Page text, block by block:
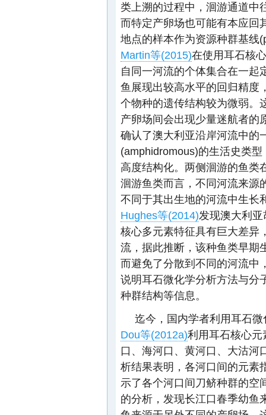
类上溯的过程中，洄游通道中
而特定产卵场也可能有本应回
地点的样本作为资源种群基线
Martin等(2015)在使用耳石核
自同一河流的个体集合在一起
鱼展现出较高水平的回归精度
个物种的遗传结构较为微弱。
产卵场间会出现少量迷航者的
确认了澳大利亚沿岸河流中的
(amphidromous)的生活史类
高度结构化。两侧洄游的鱼类
洄游鱼类而言，不同河流来源
不同于其出生地的河流中生长
Hughes等(2014)发现澳大利
核心多元素特征具有巨大差异
流，据此推断，该种鱼类早期
而避免了分散到不同的河流中
说明耳石微化学分析方法与分
种群结构等信息。
迄今，国内学者利用耳石
Dou等(2012a)利用耳石核心
口、海河口、黄河口、大沽河
析结果表明，各河口间的元素
示了各个河口间刀鲚种群的空
的分析，发现长江口春季幼鱼